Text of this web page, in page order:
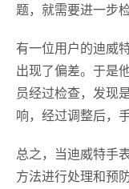
题，就需要进一步
有一位用户的迪威
出现了偏差。于是
员经过检查，发现
响，经过调整后，
总之，当迪威特手
方法进行处理和预